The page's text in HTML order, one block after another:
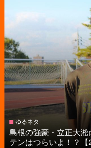
ゆるネタ
島根の強豪・立正大
テンはつらいよ！？【